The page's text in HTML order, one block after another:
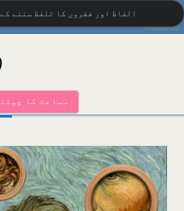
•کوریائی بصری ذخیرہ الفاظ
سماعت کا چیلنج
الفاظ اور فقروں کا تلفظ سننے